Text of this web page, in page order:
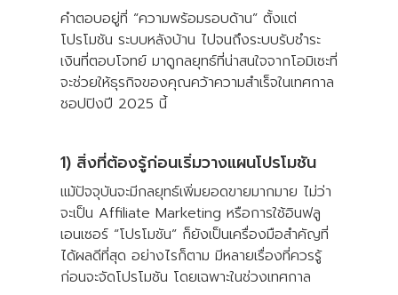
คำตอบอยู่ที่ “ความพร้อมรอบด้าน” ตั้งแต่
โปรโมชัน ระบบหลังบ้าน ไปจนถึงระบบรับชำระ
เงินที่ตอบโจทย์ มาดูกลยุทธ์ที่น่าสนใจจากโอมิเซะที่
จะช่วยให้ธุรกิจของคุณคว้าความสำเร็จในเทศกาล
ชอปปิงปี 2025 นี้
1) สิ่งที่ต้องรู้ก่อนเริ่มวางแผนโปรโมชัน
แม้ปัจจุบันจะมีกลยุทธ์เพิ่มยอดขายมากมาย ไม่ว่า
จะเป็น Affiliate Marketing หรือการใช้อินฟลู
เอนเซอร์ “โปรโมชัน” ก็ยังเป็นเครื่องมือสำคัญที่
ได้ผลดีที่สุด อย่างไรก็ตาม มีหลายเรื่องที่ควรรู้
ก่อนจะจัดโปรโมชัน โดยเฉพาะในช่วงเทศกาล